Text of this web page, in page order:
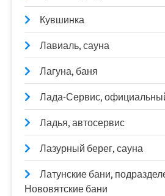
Кувшинка
Лавиаль, сауна
Лагуна, баня
Лада-Сервис,
Ладья, автосервис
Лазурный берег, сауна
Латунские бани,
Нововятские бани